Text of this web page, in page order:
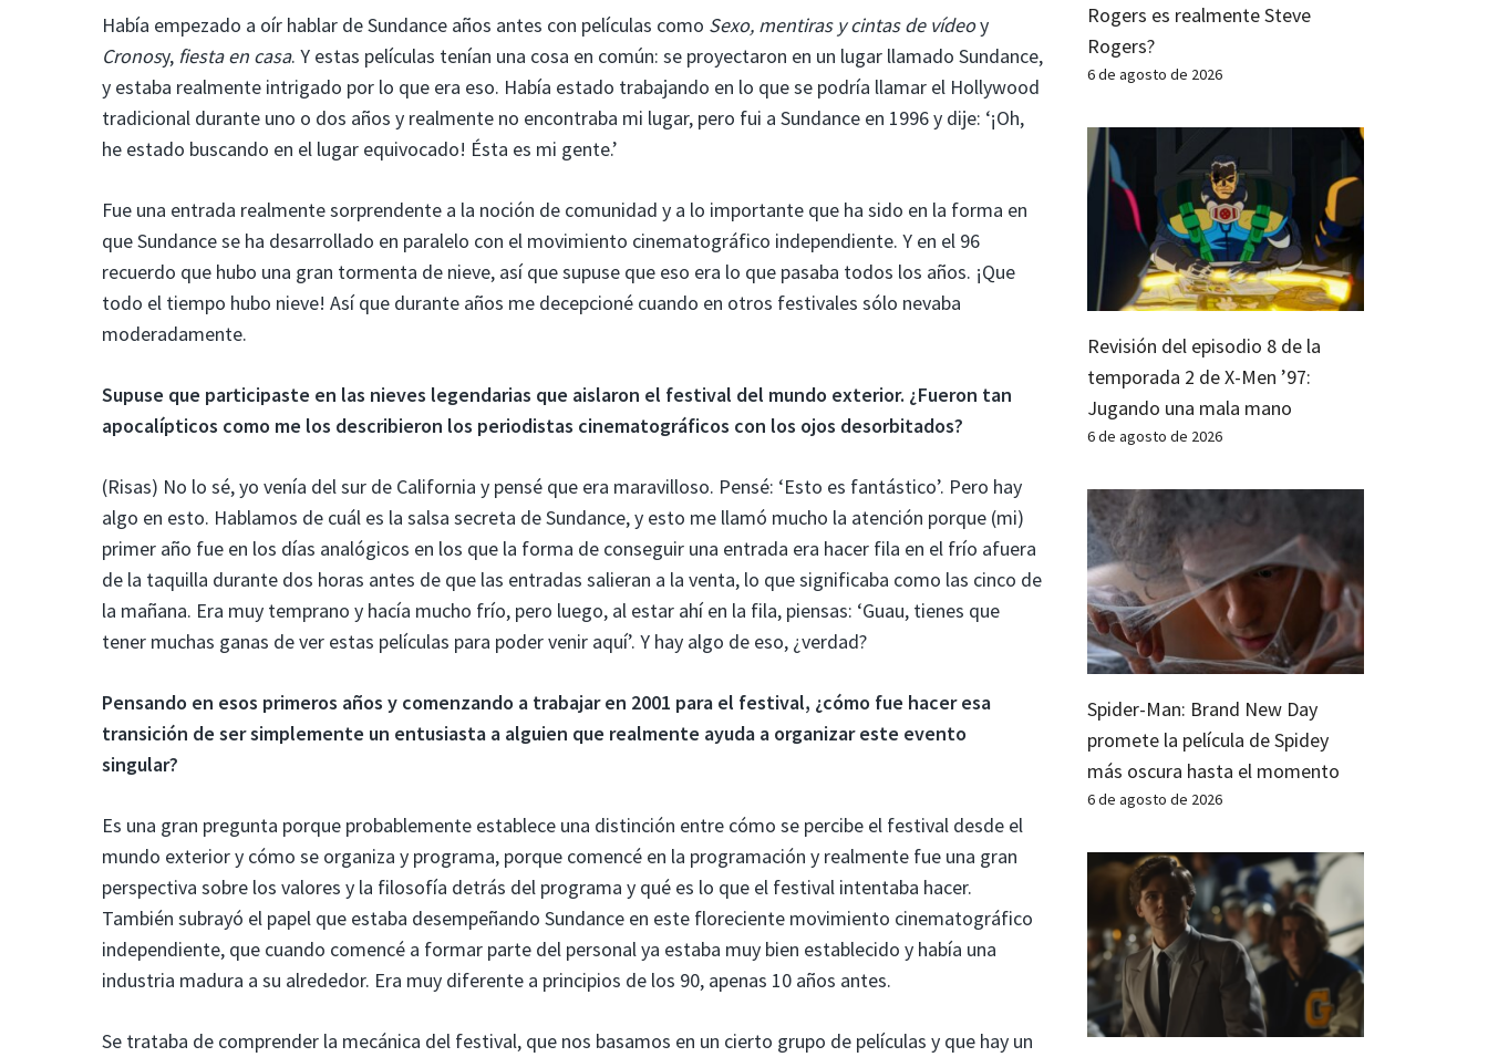
Había empezado a oír hablar de Sundance años antes con películas como Sexo, mentiras y cintas de vídeoy
Cronosy, fiesta en casa. Y estas películas tenían una cosa en común: se proyectaron en un lugar llamado Sundance,
y estaba realmente intrigado por lo que era eso. Había estado trabajando en lo que se podría llamar el Hollywood
tradicional durante uno o dos años y realmente no encontraba mi lugar, pero fui a Sundance en 1996 y dije: ‘¡Oh,
he estado buscando en el lugar equivocado! Ésta es mi gente.’
Fue una entrada realmente sorprendente a la noción de comunidad y a lo importante que ha sido en la forma en
que Sundance se ha desarrollado en paralelo con el movimiento cinematográfico independiente. Y en el 96
recuerdo que hubo una gran tormenta de nieve, así que supuse que eso era lo que pasaba todos los años. ¡Que
todo el tiempo hubo nieve! Así que durante años me decepcioné cuando en otros festivales sólo nevaba
moderadamente.
Supuse que participaste en las nieves legendarias que aislaron el festival del mundo exterior. ¿Fueron tan
apocalípticos como me los describieron los periodistas cinematográficos con los ojos desorbitados?
(Risas) No lo sé, yo venía del sur de California y pensé que era maravilloso. Pensé: ‘Esto es fantástico’. Pero hay
algo en esto. Hablamos de cuál es la salsa secreta de Sundance, y esto me llamó mucho la atención porque (mi)
primer año fue en los días analógicos en los que la forma de conseguir una entrada era hacer fila en el frío afuera
de la taquilla durante dos horas antes de que las entradas salieran a la venta, lo que significaba como las cinco de
la mañana. Era muy temprano y hacía mucho frío, pero luego, al estar ahí en la fila, piensas: ‘Guau, tienes que
tener muchas ganas de ver estas películas para poder venir aquí’. Y hay algo de eso, ¿verdad?
Pensando en esos primeros años y comenzando a trabajar en 2001 para el festival, ¿cómo fue hacer esa
transición de ser simplemente un entusiasta a alguien que realmente ayuda a organizar este evento
singular?
Es una gran pregunta porque probablemente establece una distinción entre cómo se percibe el festival desde el
mundo exterior y cómo se organiza y programa, porque comencé en la programación y realmente fue una gran
perspectiva sobre los valores y la filosofía detrás del programa y qué es lo que el festival intentaba hacer.
También subrayó el papel que estaba desempeñando Sundance en este floreciente movimiento cinematográfico
independiente, que cuando comencé a formar parte del personal ya estaba muy bien establecido y había una
industria madura a su alrededor. Era muy diferente a principios de los 90, apenas 10 años antes.
Se trataba de comprender la mecánica del festival, que nos basamos en un cierto grupo de películas y que hay un
Rogers es realmente Steve
Rogers?
6 de agosto de 2026
Revisión del episodio 8 de la
temporada 2 de X-Men ’97:
Jugando una mala mano
6 de agosto de 2026
Spider-Man: Brand New Day
promete la película de Spidey
más oscura hasta el momento
6 de agosto de 2026